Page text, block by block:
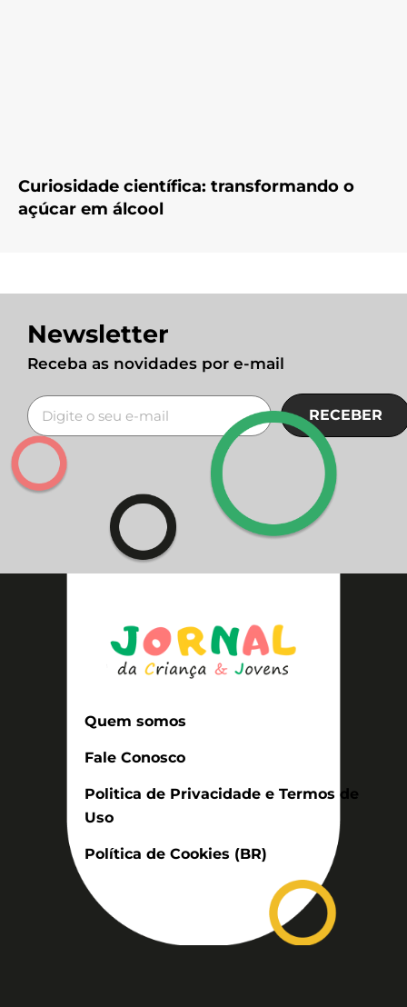
Curiosidade científica: transformando o
açúcar em álcool
Newsletter
Receba as novidades por e-mail
RECEBER
Quem somos
Fale Conosco
Politica de Privacidade e Termos de
Uso
Política de Cookies (BR)